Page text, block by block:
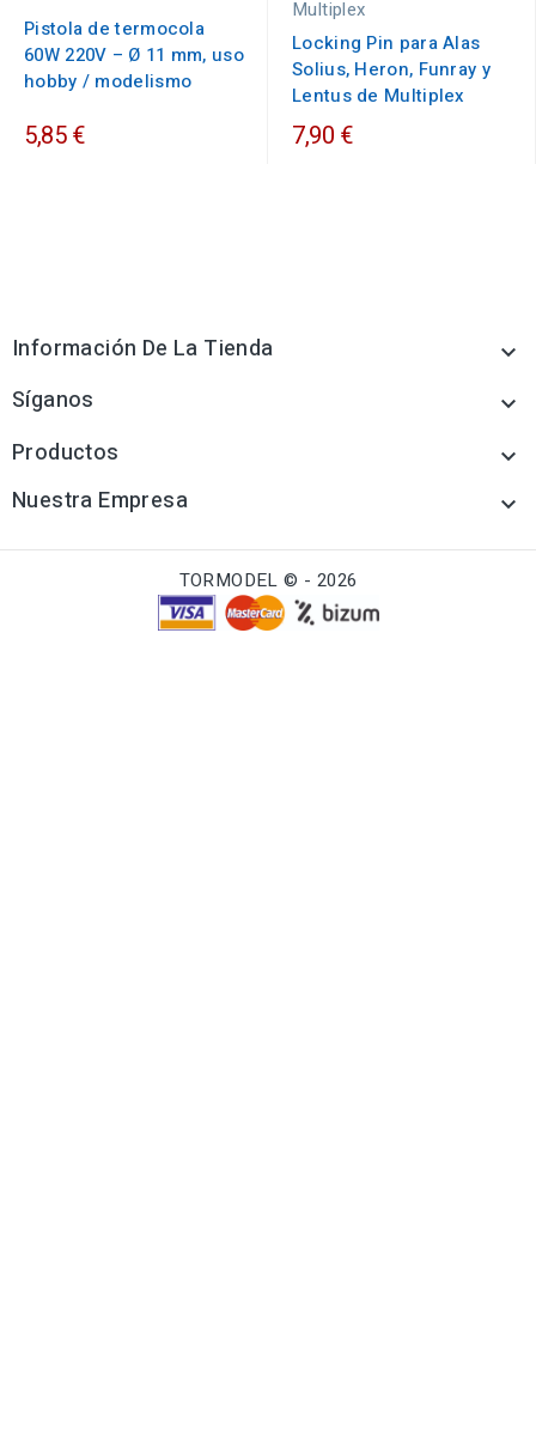
Pistola de termocola
60W 220V – Ø 11 mm, uso
hobby / modelismo
5,85 €
Multiplex
Locking Pin para Alas
Solius, Heron, Funray y
Lentus de Multiplex
7,90 €
Información De La Tienda 
Síganos 
Productos 
Nuestra Empresa 
TORMODEL © - 2026